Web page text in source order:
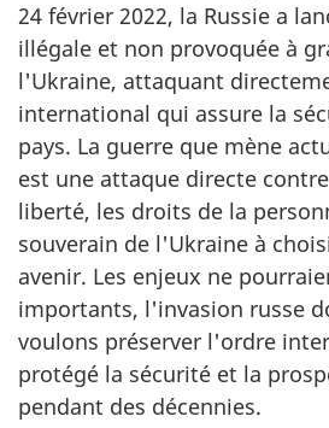
24 février 2022, la Russie a
illégale et non provoquée à
l'Ukraine, attaquant
international qui assure la
pays. La guerre que mène
est une attaque directe
liberté, les droits de la
souverain de l'Ukraine à
avenir. Les enjeux ne
importants, l'invasion russe
voulons préserver l'ordre
protégé la sécurité et la
pendant des décennies.